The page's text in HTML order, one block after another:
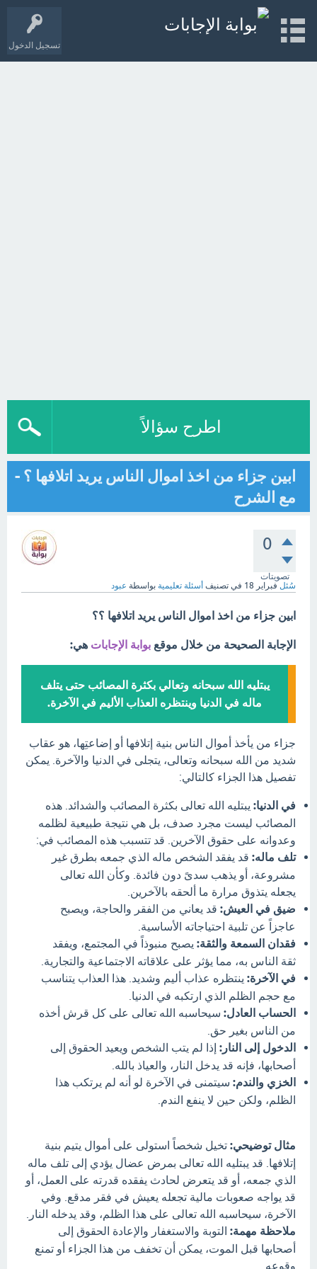
تسجيل الدخول
اطرح سؤالاً
ابين جزاء من اخذ اموال الناس يريد اتلافها ؟ -
مع الشرح
0
تصويتات
سُئل فبراير 18 في تصنيف أسئلة تعليمية بواسطة عبود
ابين جزاء من اخذ اموال الناس يريد اتلافها ؟؟
الإجابة الصحيحة من خلال موقع بوابة الإجابات هي:
يبتليه الله سبحانه وتعالي بكثرة المصائب حتى يتلف
ماله في الدنيا وينتظره العذاب الأليم في الآخرة.
جزاء من يأخذ أموال الناس بنية إتلافها أو إضاعتِها، هو عقاب
شديد من الله سبحانه وتعالى، يتجلى في الدنيا والآخرة. يمكن
تفصيل هذا الجزاء كالتالي:
في الدنيا: يبتليه الله تعالى بكثرة المصائب والشدائد. هذه
المصائب ليست مجرد صدف، بل هي نتيجة طبيعية لظلمه
وعدوانه على حقوق الآخرين. قد تتسبب هذه المصائب في:
تلف ماله: قد يفقد الشخص ماله الذي جمعه بطرق غير
مشروعة، أو يذهب سدىً دون فائدة. وكأن الله تعالى
يجعله يتذوق مرارة ما ألحقه بالآخرين.
ضيق في العيش: قد يعاني من الفقر والحاجة، ويصبح
عاجزاً عن تلبية احتياجاته الأساسية.
فقدان السمعة والثقة: يصبح منبوذاً في المجتمع، ويفقد
ثقة الناس به، مما يؤثر على علاقاته الاجتماعية والتجارية.
في الآخرة: ينتظره عذاب أليم وشديد. هذا العذاب يتناسب
مع حجم الظلم الذي ارتكبه في الدنيا.
الحساب العادل: سيحاسبه الله تعالى على كل قرش أخذه
من الناس بغير حق.
الدخول إلى النار: إذا لم يتب الشخص ويعيد الحقوق إلى
أصحابها، فإنه قد يدخل النار، والعياذ بالله.
الخزي والندم: سيتمنى في الآخرة لو أنه لم يرتكب هذا
الظلم، ولكن حين لا ينفع الندم.
مثال توضيحي: تخيل شخصاً استولى على أموال يتيم بنية
إتلافها. قد يبتليه الله تعالى بمرض عضال يؤدي إلى تلف ماله
الذي جمعه، أو قد يتعرض لحادث يفقده قدرته على العمل، أو
قد يواجه صعوبات مالية تجعله يعيش في فقر مدقع. وفي
الآخرة، سيحاسبه الله تعالى على هذا الظلم، وقد يدخله النار.
ملاحظة مهمة: التوبة والاستغفار والإعادة الحقوق إلى
أصحابها قبل الموت، يمكن أن تخفف من هذا الجزاء أو تمنع
وقوعه.